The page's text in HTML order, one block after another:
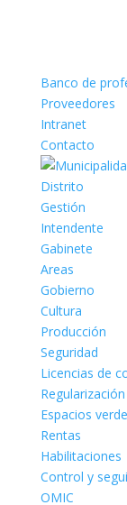
Banco de
Proveedores
Intranet
Contacto
Distrito
Gestión
Intendente
Gabinete
Areas
Gobierno
Cultura
Producción
Seguridad
Licencias de
Espacios
Rentas
Habilitaciones
Control y
OMIC